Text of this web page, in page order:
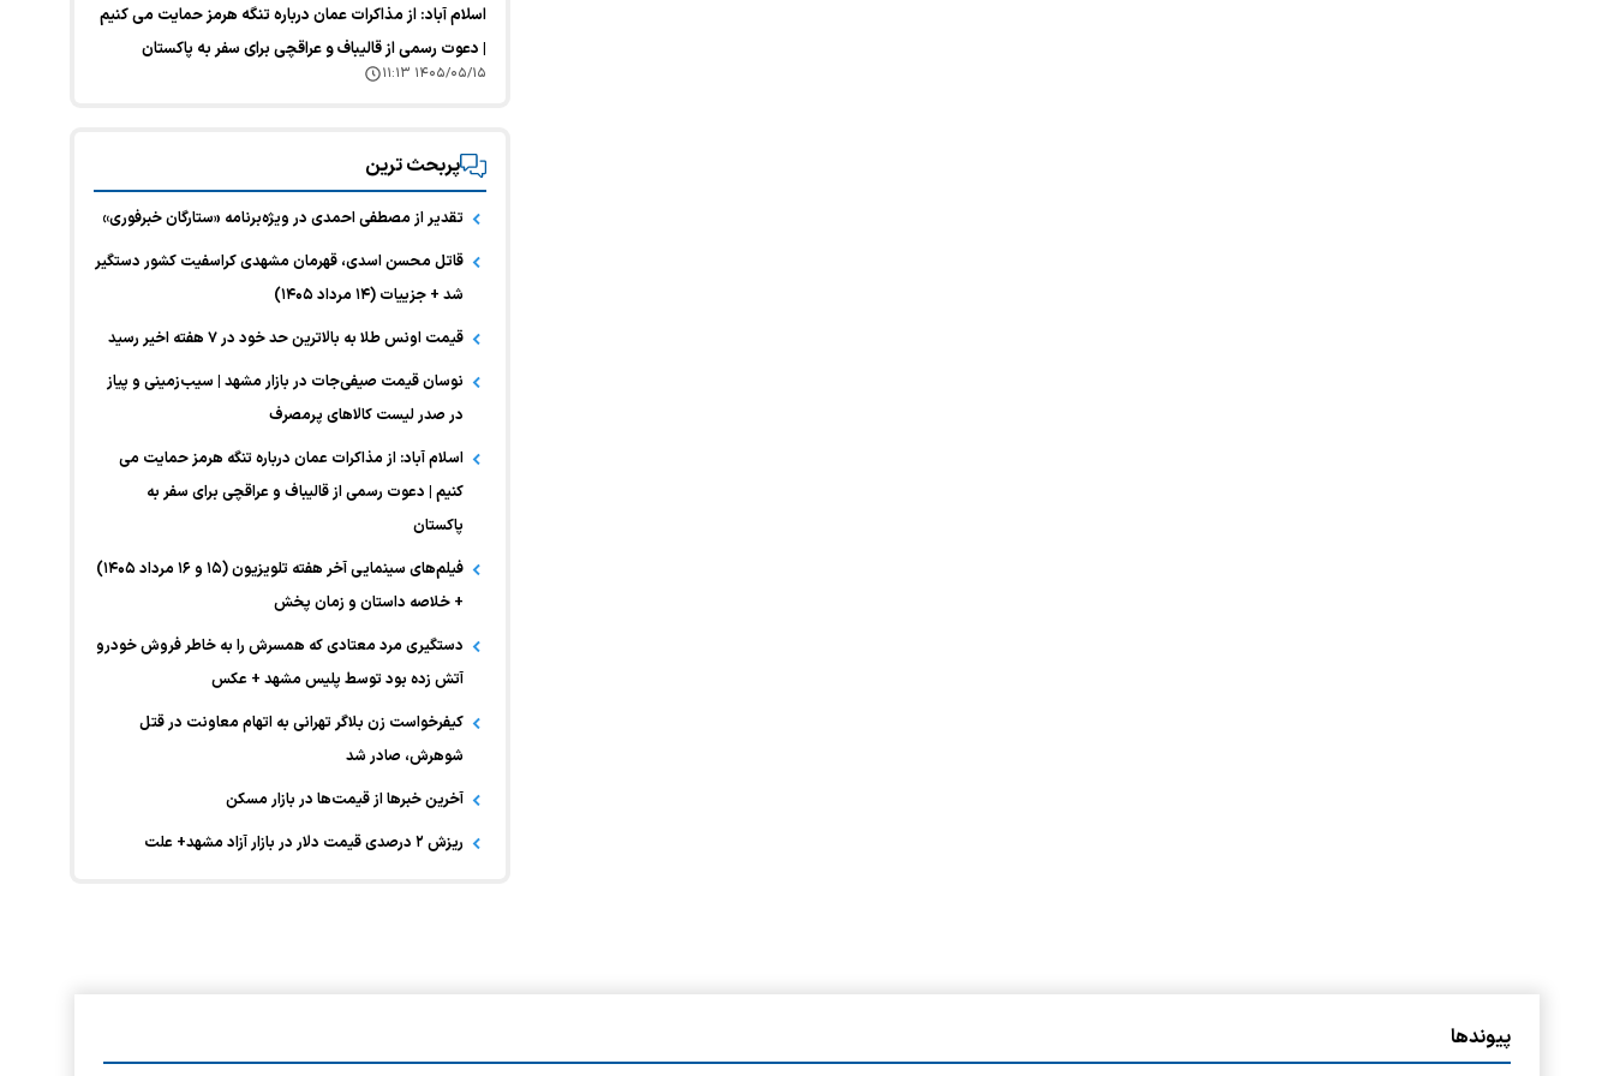
اسلام آباد: از مذاکرات عمان درباره تنگه هرمز حمایت می کنیم
| دعوت رسمی از قالیباف و عراقچی برای سفر به پاکستان
۱۴۰۵/۰۵/۱۵ ۱۱:۱۳
پربحث ترین
تقدیر از مصطفی احمدی در ویژه‌برنامه «ستارگان خبرفوری»
قاتل محسن اسدی، قهرمان مشهدی کراسفیت کشور دستگیر
شد + جزییات (۱۴ مرداد ۱۴۰۵)
قیمت اونس طلا به بالاترین حد خود در ۷ هفته اخیر رسید
نوسان قیمت صیفی‌جات در بازار مشهد | سیب‌زمینی و پیاز
در صدر لیست کالا‌های پرمصرف
اسلام آباد: از مذاکرات عمان درباره تنگه هرمز حمایت می
کنیم | دعوت رسمی از قالیباف و عراقچی برای سفر به
پاکستان
فیلم‌های سینمایی آخر هفته تلویزیون (۱۵ و ۱۶ مرداد ۱۴۰۵)
+ خلاصه داستان و زمان پخش
دستگیری مرد معتادی که همسرش را به خاطر فروش خودرو
آتش زده بود توسط پلیس مشهد + عکس
کیفرخواست زن بلاگر تهرانی به اتهام معاونت در قتل
شوهرش، صادر شد
آخرین خبر‌ها از قیمت‌ها در بازار مسکن
ریزش ۲ درصدی قیمت دلار در بازار آزاد مشهد+ علت
پیوندها